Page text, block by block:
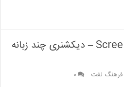
دانلود Screen Translator – دیکشنری چند زبانه
فرهنگ لغت ۰